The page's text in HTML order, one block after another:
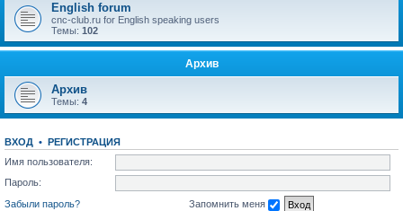
English forum
cnc-club.ru for English speaking users
Темы: 102
Архив
Архив
Темы: 4
ВХОД • РЕГИСТРАЦИЯ
Имя пользователя:
Пароль:
Забыли пароль?
Запомнить меня